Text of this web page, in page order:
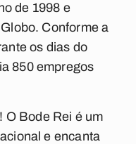
de 1998 e
Conforme a
os dias do
850 empregos
O Bode Rei é um
e encanta